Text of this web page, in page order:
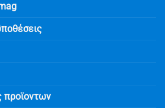
προϊοντων